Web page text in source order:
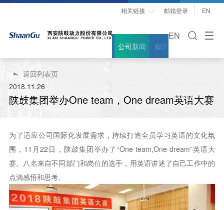
相关链接  邮箱登录 EN
EN
公司新闻 媒体聚焦

返回列表页
2018.11.26
陕鼓集团举办One team，One dream英语大赛
为了适应公司国际化发展需求，持续打造全员学习英语的文化氛
围，11月22日，陕鼓集团举办了“One team,One dream”英语大
赛。八名来自不同部门和岗位的选手，用英语讲述了自己工作中的
点滴感悟和思考。